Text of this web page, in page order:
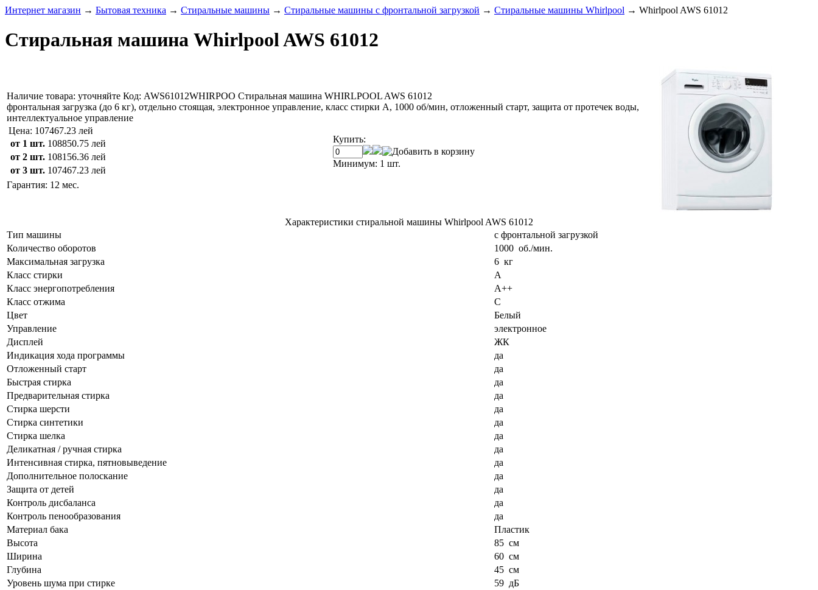
Интернет магазин → Бытовая техника → Стиральные машины → Стиральные машины с фронтальной загрузкой → Стиральные машины Whirlpool → Whirlpool AWS 61012
Стиральная машина Whirlpool AWS 61012
Наличие товара: уточняйте Код: AWS61012WHIRPOO Стиральная машина WHIRLPOOL AWS 61012
фронтальная загрузка (до 6 кг), отдельно стоящая, электронное управление, класс стирки A, 1000 oб/мин, отложенный старт, защита от протечек воды,
интеллектуальное управление
Цена: 107467.23 лей
от 1 шт. 108850.75 лей
от 2 шт. 108156.36 лей
от 3 шт. 107467.23 лей
Купить:
Минимум: 1 шт.
Гарантия: 12 мес.
Характеристики стиральной машины Whirlpool AWS 61012
Тип машины
с фронтальной загрузкой
Количество оборотов
1000 об./мин.
Максимальная загрузка
6 кг
Класс стирки
A
Класс энергопотребления
A++
Класс отжима
C
Цвет
Белый
Управление
электронное
Дисплей
ЖК
Индикация хода программы
да
Отложенный старт
да
Быстрая стирка
да
Предварительная стирка
да
Cтирка шерсти
да
Стирка синтетики
да
Стирка шелка
да
Деликатная / ручная стирка
да
Интенсивная стирка, пятновыведение
да
Дополнительное полоскание
да
Защита от детей
да
Контроль дисбаланса
да
Контроль пенообразования
да
Материал бака
Пластик
Высота
85 см
Ширина
60 см
Глубина
45 см
Уровень шума при стирке
59 дБ